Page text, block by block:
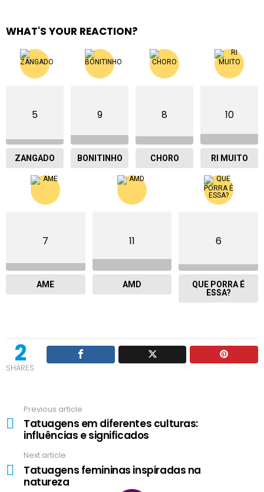
WHAT'S YOUR REACTION?
5
ZANGADO
9
BONITINHO
8
CHORO
10
RI MUITO
7
AME
11
AMD
6
QUE PORRA É
ESSA?
2
SHARES
more
Previous article
Tatuagens em diferentes culturas:
influências e significados
Next article
Tatuagens femininas inspiradas na
natureza